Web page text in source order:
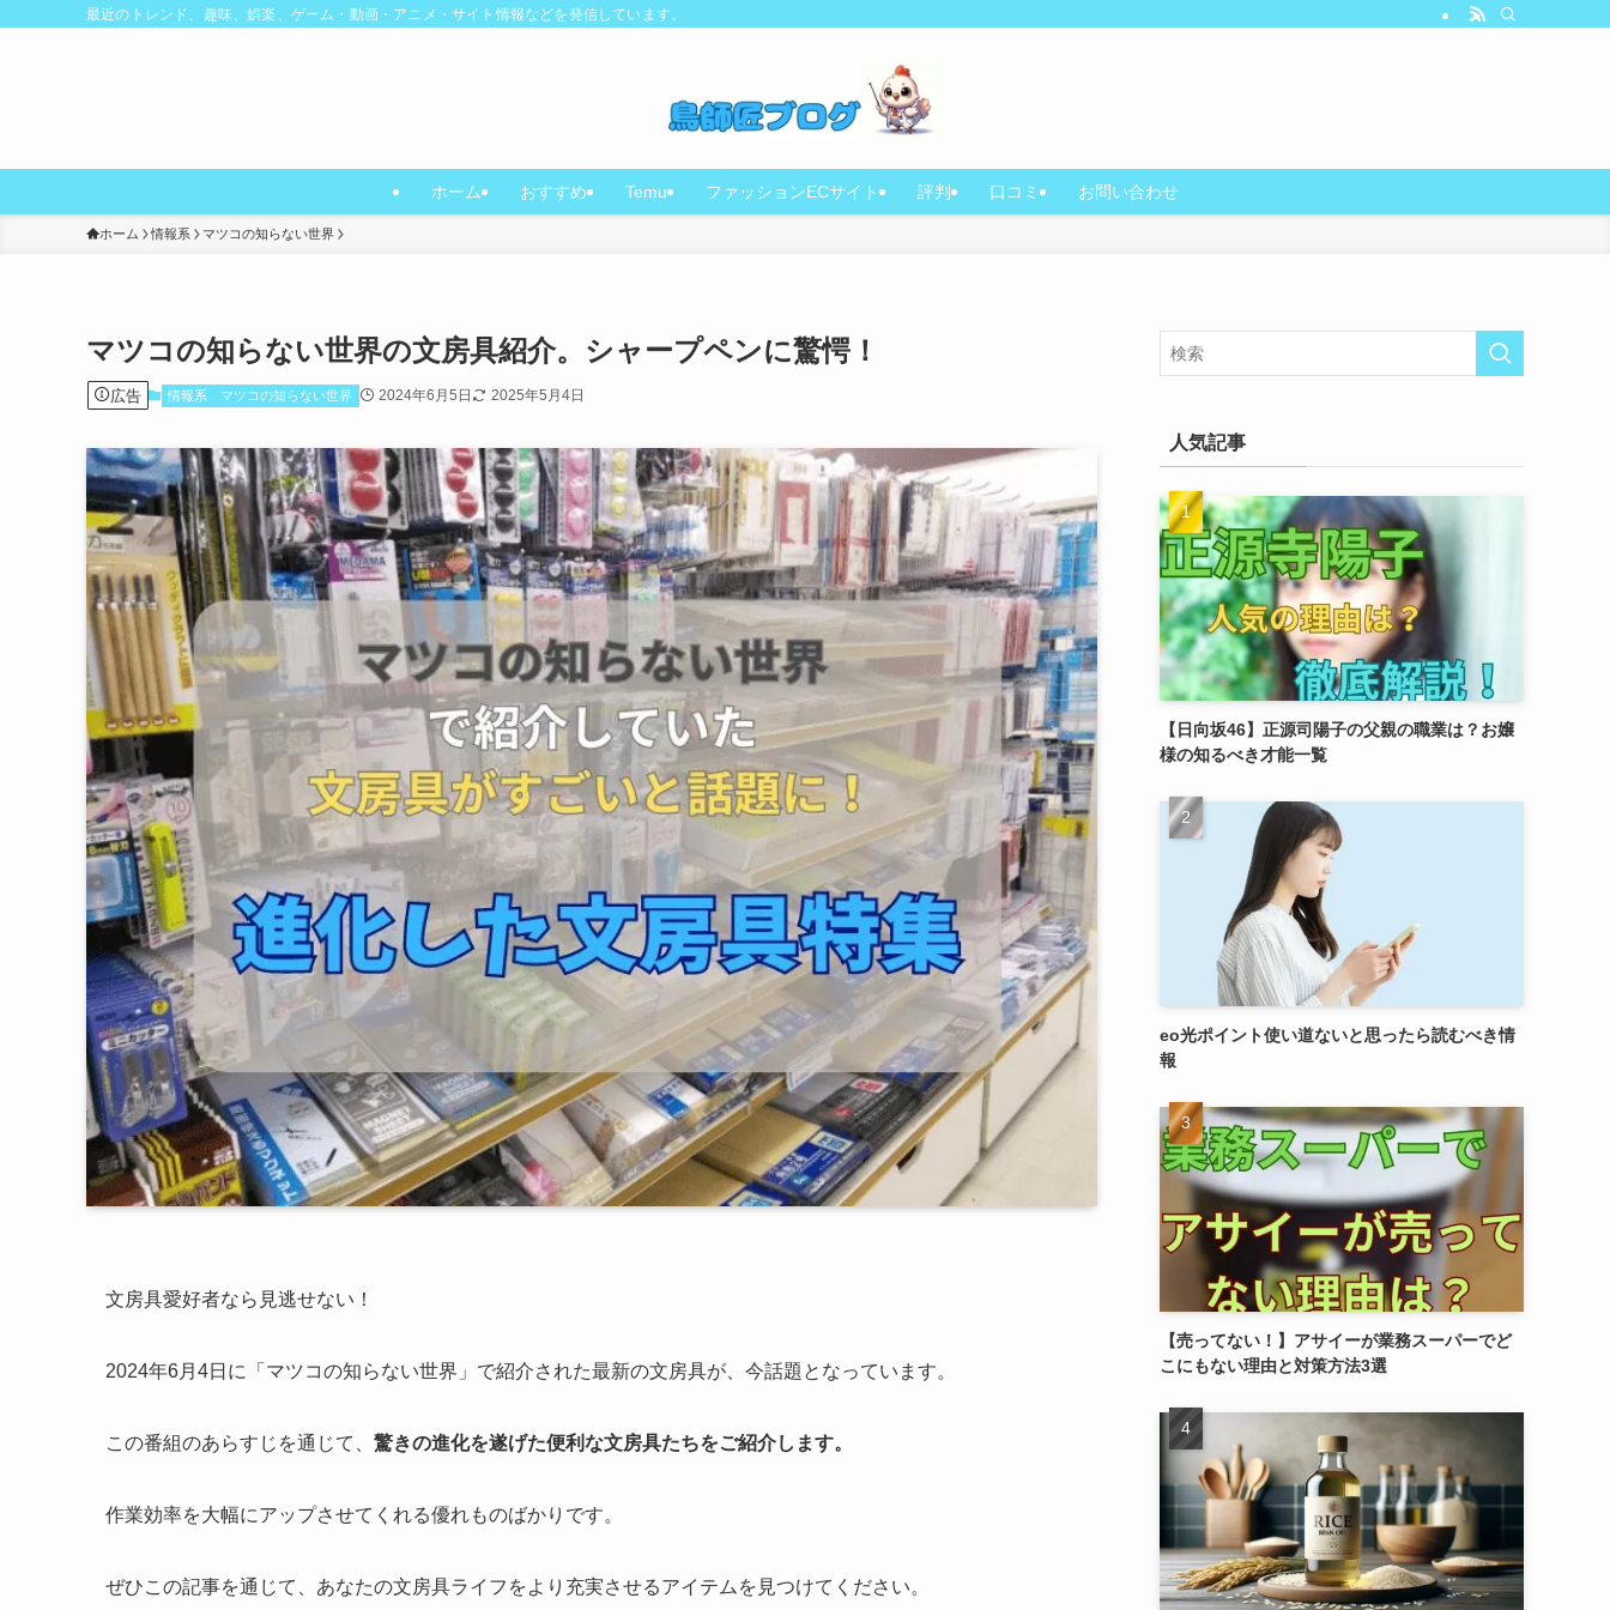
最近のトレンド、趣味、娯楽、ゲーム・動画・アニメ・サイト情報などを発信しています。
ホーム おすすめ Temu ファッションECサイト 評判 口コミ お問い合わせ
ホーム 情報系 マツコの知らない世界
マツコの知らない世界の文房具紹介。シャープペンに驚愕！
広告 情報系 マツコの知らない世界 2024年6月5日 2025年5月4日
文房具愛好者なら見逃せない！
2024年6月4日に「マツコの知らない世界」で紹介された最新の文房具が、今話題となっています。
この番組のあらすじを通じて、 驚きの進化を遂げた便利な文房具たちをご紹介します。
作業効率を大幅にアップさせてくれる優れものばかりです。
ぜひこの記事を通じて、あなたの文房具ライフをより充実させるアイテムを見つけてください。
人気記事
【日向坂46】正源司陽子の父親の職業は？お嬢
様の知るべき才能一覧
eo光ポイント使い道ないと思ったら読むべき情
報
【売ってない！】アサイーが業務スーパーでど
こにもない理由と対策方法3選